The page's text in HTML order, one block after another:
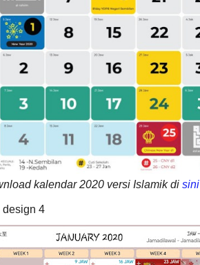
kalendar 2020 versi Islamik di sini
design 4